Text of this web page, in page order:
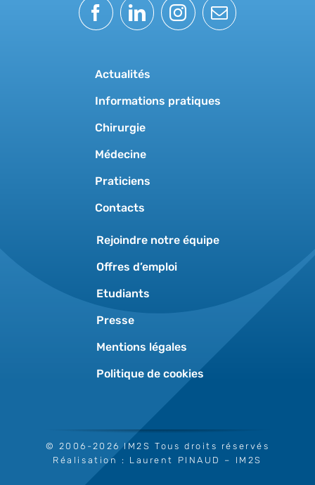
Actualités
Informations pratiques
Chirurgie
Médecine
Praticiens
Contacts
Rejoindre notre équipe
Offres d’emploi
Etudiants
Presse
Mentions légales
Politique de cookies
© 2006-2026 IM2S Tous droits réservés
Réalisation : Laurent PINAUD – IM2S